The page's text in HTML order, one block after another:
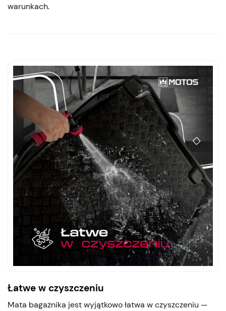
warunkach.
Łatwe w czyszczeniu
Mata bagażnika jest wyjątkowo łatwa w czyszczeniu —